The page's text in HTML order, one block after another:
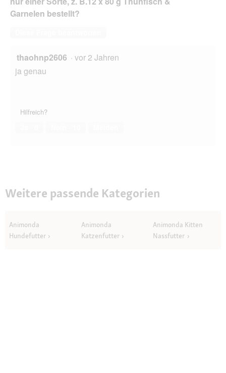
Garnelen bestellt?
thaohnp2606 · vor 2 Jahren
ja genau
Hilfreich?
Weitere passende Kategorien
Animonda
Hundefutter
Animonda
Katzenfutter
Animonda Kitten
Nassfutter